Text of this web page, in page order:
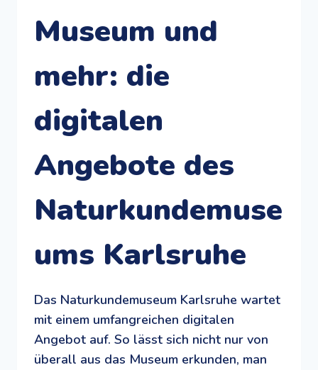
Museum und
mehr: die
digitalen
Angebote des
Naturkundemuse
ums Karlsruhe
Das Naturkundemuseum Karlsruhe wartet
mit einem umfangreichen digitalen
Angebot auf. So lässt sich nicht nur von
überall aus das Museum erkunden, man